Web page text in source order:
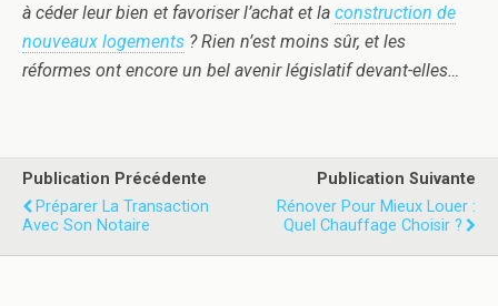
à céder leur bien et favoriser l’achat et la construction de
nouveaux logements ? Rien n’est moins sûr, et les
réformes ont encore un bel avenir législatif devant-elles…
Publication Précédente
Préparer La Transaction
Avec Son Notaire
Publication Suivante
Rénover Pour Mieux Louer :
Quel Chauffage Choisir ?